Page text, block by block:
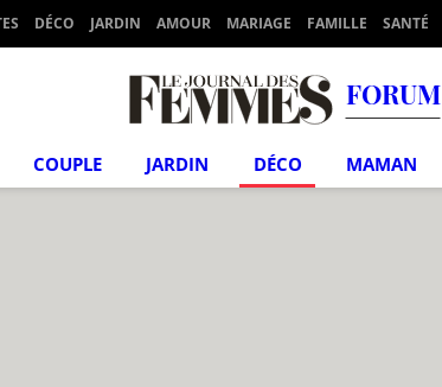
DÉCO JARDIN AMOUR MARIAGE FAMILLE SANTÉ
FORUM
COUPLE JARDIN DÉCO MAMAN